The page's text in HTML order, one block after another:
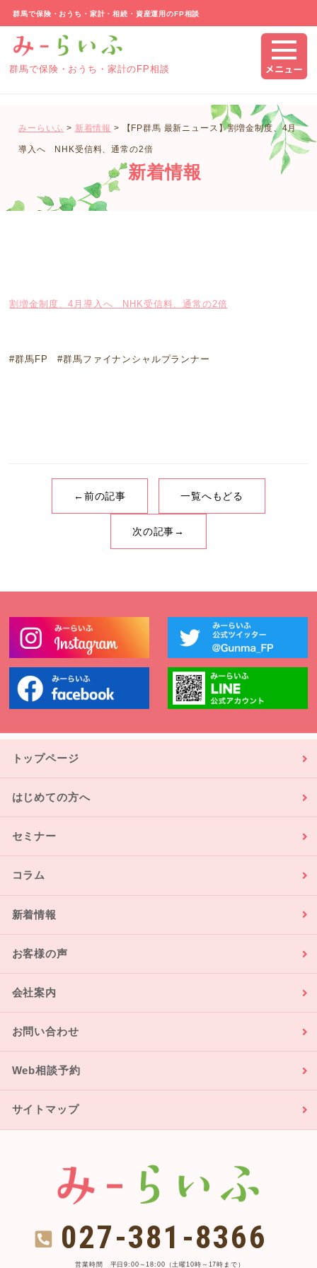
群馬で保険・おうち・家計・相続・資産運用のFP相談
群馬で保険・おうち・家計のFP相談
みーらいふ > 新着情報 > 【FP群馬 最新ニュース】割増金制度、4月
導入へ NHK受信料、通常の2倍
新着情報
割増金制度、4月導入へ NHK受信料、通常の2倍
#群馬FP #群馬ファイナンシャルプランナー
←前の記事 一覧へもどる
次の記事→
トップページ
はじめての方へ
セミナー
コラム
新着情報
お客様の声
会社案内
お問い合わせ
Web相談予約
サイトマップ
027-381-8366
営業時間 平日9:00～18:00（土曜10時～17時まで）